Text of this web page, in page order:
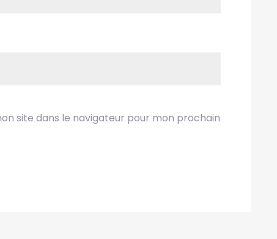
site dans le navigateur pour mon prochain